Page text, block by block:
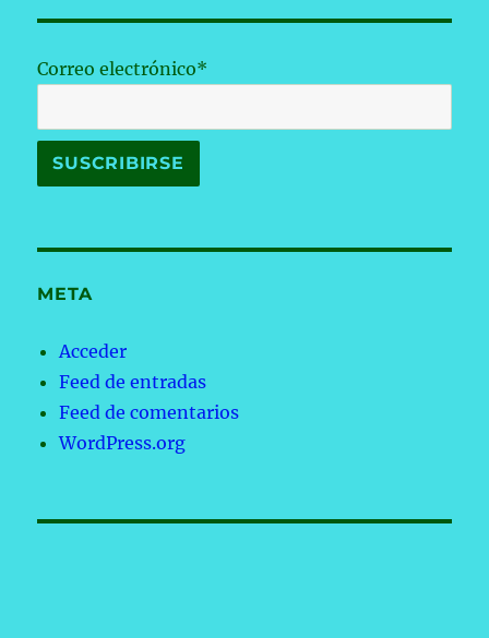
Correo electrónico*
META
Acceder
Feed de entradas
Feed de comentarios
WordPress.org